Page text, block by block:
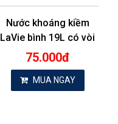
Nước khoáng kiềm
LaVie bình 19L có vòi
75.000đ
MUA NGAY